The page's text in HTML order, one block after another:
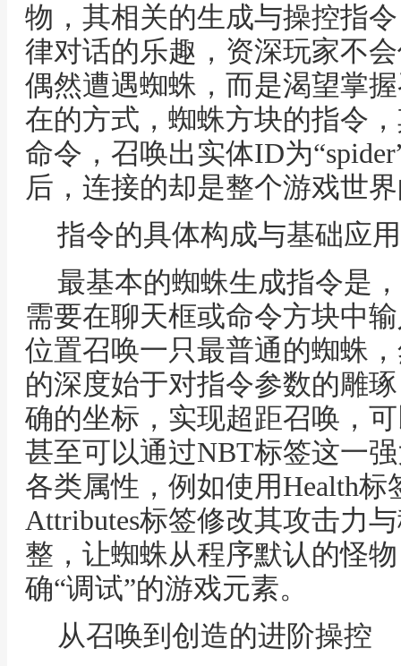
物，其相关的生成与操控指
律对话的乐趣，资深玩家不
偶然遭遇蜘蛛，而是渴望掌
在的方式，蜘蛛方块的指令
命令，召唤出实体ID为
后，连接的却是整个游戏世
指令的具体构成与基础应用
最基本的蜘蛛生成指令是
需要在聊天框或命令方块中
位置召唤一只最普通的蜘蛛
的深度始于对指令参数的雕
确的坐标，实现超距召唤，
甚至可以通过NBT标签这一
各类属性，例如使用Health
Attributes标签修改其攻击力
整，让蜘蛛从程序默认的怪
确“调试”的游戏元素。
从召唤到创造的进阶操控